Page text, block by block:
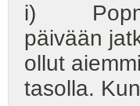
i)
päivään
ollut
tasolla.